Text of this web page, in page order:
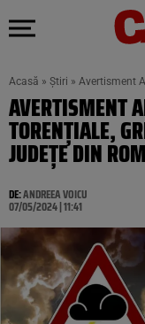
Acasă » Știri » Avertisment
AVERTISMENT
TORENȚIALE,
JUDEȚE DIN
DE:ANDREEA VOICU
07/05/2024 | 11:41